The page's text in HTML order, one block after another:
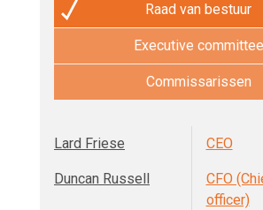
Raad van bestuur
Executive committee
Commissarissen
Lard Friese CEO
Duncan Russell
CFO
officer)